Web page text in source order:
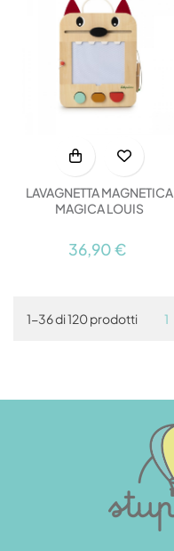
LAVAGNETTA MAGNETICA
MAGICA LOUIS
36,90 €
1-36 di 120 prodotti 1